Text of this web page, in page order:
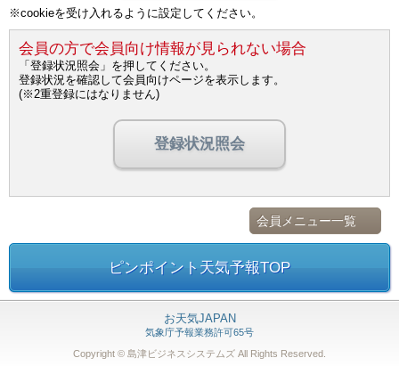
※cookieを受け入れるように設定してください。
会員の方で会員向け情報が見られない場合
「登録状況照会」を押してください。
登録状況を確認して会員向けページを表示します。
(※2重登録にはなりません)
登録状況照会
会員メニュー一覧
ピンポイント天気予報TOP
お天気JAPAN
気象庁予報業務許可65号
Copyright © 島津ビジネスシステムズ All Rights Reserved.